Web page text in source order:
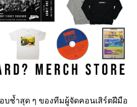
บช้ำสุด ๆ ของทีมผู้จัดคอนเสิร์ตฝีมือ